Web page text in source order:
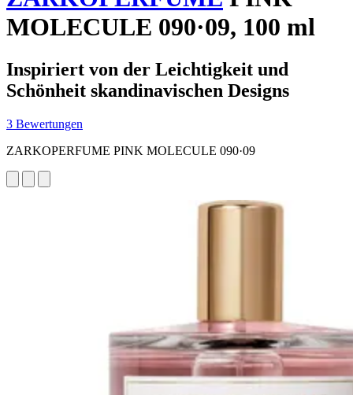
MOLECULE 090·09, 100 ml
Inspiriert von der Leichtigkeit und
Schönheit skandinavischen Designs
3 Bewertungen
ZARKOPERFUME PINK MOLECULE 090·09